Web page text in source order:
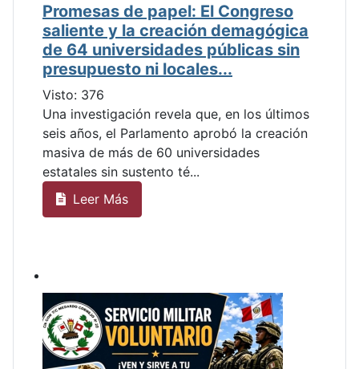
Promesas de papel: El Congreso
saliente y la creación demagógica
de 64 universidades públicas sin
presupuesto ni locales...
Visto: 376
Una investigación revela que, en los últimos
seis años, el Parlamento aprobó la creación
masiva de más de 60 universidades
estatales sin sustento té...
Leer Más